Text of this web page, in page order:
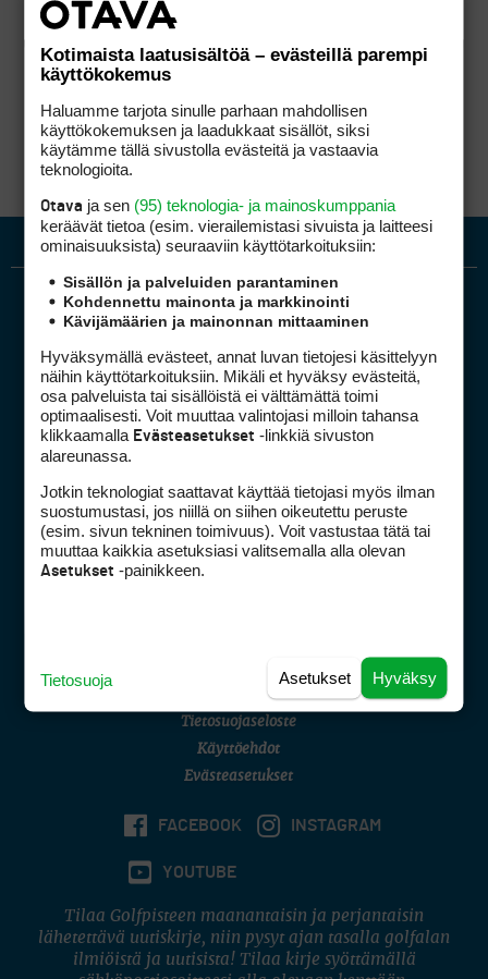
Golfpiste mediakortti
Golfpisteen yhteystiedot
DSA avoimuusraportti
Asiakaspalvelu
(digi) digi@otavamedia.fi
Tietosuojaseloste
Käyttöehdot
Evästeasetukset
FACEBOOK INSTAGRAM
YOUTUBE
Tilaa Golfpisteen maanantaisin ja perjantaisin
lähetettävä uutiskirje, niin pysyt ajan tasalla golfalan
ilmiöistä ja uutisista! Tilaa kirje syöttämällä
Kotimaista laatusisältöä – evästeillä parempi
käyttökokemus
Haluamme tarjota sinulle parhaan mahdollisen
käyttökokemuksen ja laadukkaat sisällöt, siksi
käytämme tällä sivustolla evästeitä ja vastaavia
teknologioita.
Otava ja sen (95) teknologia- ja mainoskumppania
keräävät tietoa (esim. vierailemis­tasi sivuista ja laitteesi
ominaisuuk­sista) seuraaviin käyttötarkoituksiin:
Sisällön ja palveluiden parantaminen
Kohdennettu mainonta ja markkinointi
Kävijämäärien ja mainonnan mittaaminen
Hyväksymällä evästeet, annat luvan tietojesi käsittelyyn
näihin käyttötarkoituksiin. Mikäli et hyväksy evästeitä,
osa palveluista tai sisällöistä ei välttämättä toimi
optimaalisesti. Voit muuttaa valintojasi milloin tahansa
klikkaamalla Evästeasetukset -linkkiä sivuston
alareunassa.
Jotkin teknologiat saattavat käyttää tietojasi myös ilman
suostumustasi, jos niillä on siihen oikeutettu peruste
(esim. sivun tekninen toimivuus). Voit vastustaa tätä tai
muuttaa kaikkia asetuksiasi valitsemalla alla olevan
Asetukset -painikkeen.
Hyväksy
Asetukset
Tietosuoja